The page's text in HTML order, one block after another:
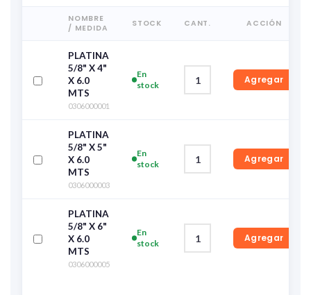
NOMBRE
/ MEDIDA
STOCK CANT. ACCIÓN
PLATINA
5/8" X 4"
X 6.0
MTS
0306000001
En
stock
Agregar
PLATINA
5/8" X 5"
X 6.0
MTS
0306000003
En
stock
Agregar
PLATINA
5/8" X 6"
X 6.0
MTS
0306000005
En
stock
Agregar